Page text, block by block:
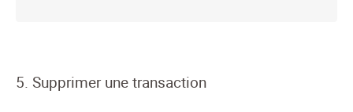
5. Supprimer une transaction